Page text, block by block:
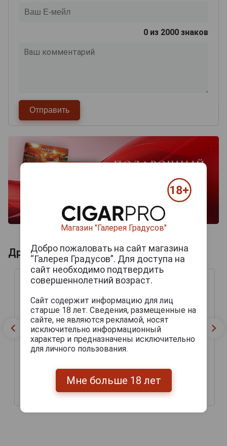
0 из 2000 знаков
Другие продукты бренда LIGA PRIVADA
1 660 руб.
Сигары Liga Privada №9
Double Corona
3 300 руб.
Магазин "Галерея Градусов"
Добро пожаловать на сайт магазина
“Галерея Градусов”. Для доступа на
сайт необходимо подтвердить
совершеннолетний возраст.
Сайт содержит информацию для лиц
старше 18 лет. Сведения, размещенные на
сайте, не являются рекламой, носят
исключительно информационный
характер и предназначены исключительно
для личного пользования.
Мне больше 18 лет